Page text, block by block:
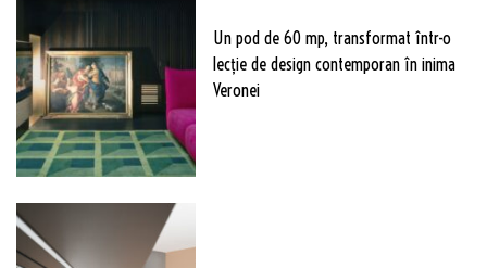
Un pod de 60 mp, transformat într-o
lecție de design contemporan în inima
Veronei